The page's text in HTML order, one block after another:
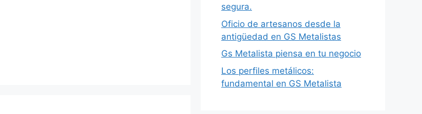
segura.
Oficio de artesanos desde la
antigüedad en GS Metalistas
Gs Metalista piensa en tu negocio
Los perfiles metálicos:
fundamental en GS Metalista